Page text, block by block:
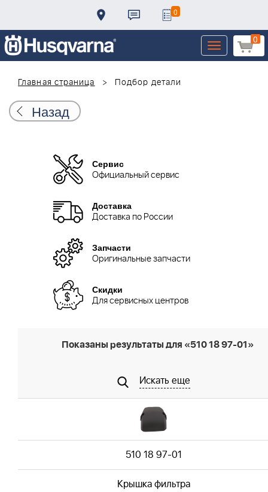
0
0
Toggle
navigation
Главная страница
Подбор детали
Назад
Сервис
Официальный сервис
Доставка
Доставка по России
Запчасти
Оригинальные запчасти
Скидки
Для сервисных центров
Показаны результаты для «510 18 97-01»
Искать еще
510 18 97-01
Крышка фильтра